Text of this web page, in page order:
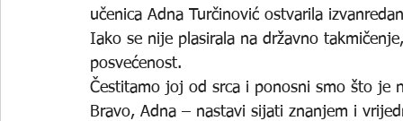
učenica Adna Turčinović ostvarila
Iako se nije plasirala na državno
posvećenost.
Čestitamo joj od srca i ponosni smo što je
Bravo, Adna – nastavi sijati znanjem i